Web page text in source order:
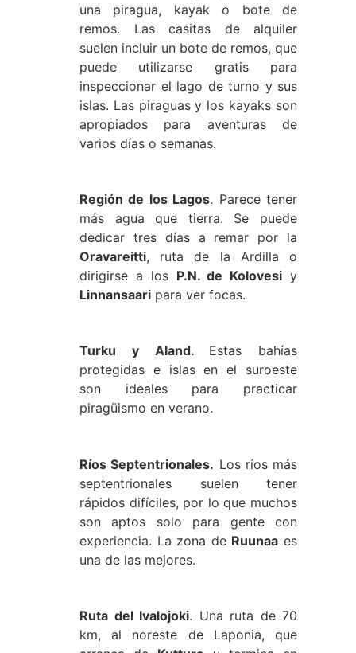
una piragua, kayak o bote de
remos. Las casitas de alquiler
suelen incluir un bote de remos, que
puede utilizarse gratis para
inspeccionar el lago de turno y sus
islas. Las piraguas y los kayaks son
apropiados para aventuras de
varios días o semanas.
Región de los Lagos. Parece tener
más agua que tierra. Se puede
dedicar tres días a remar por la
Oravareitti, ruta de la Ardilla o
dirigirse a los P.N. de Kolovesi y
Linnansaari para ver focas.
Turku y Aland. Estas bahías
protegidas e islas en el suroeste
son ideales para practicar
piragüismo en verano.
Ríos Septentrionales. Los ríos más
septentrionales suelen tener
rápidos difíciles, por lo que muchos
son aptos solo para gente con
experiencia. La zona de Ruunaa es
una de las mejores.
Ruta del Ivalojoki. Una ruta de 70
km, al noreste de Laponia, que